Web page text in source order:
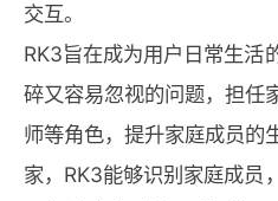
交互。
RK3旨在成为用户日常生活
碎又容易忽视的问题，担任
师等角色，提升家庭成员的
家，RK3能够识别家庭成员